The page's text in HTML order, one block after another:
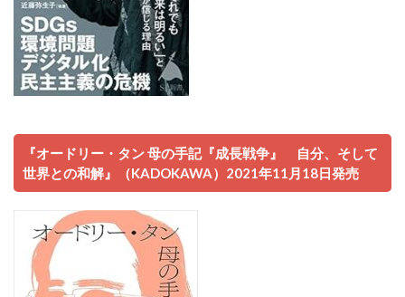
『オードリー・タン 母の手記『成長戦争』 自分、そして
世界との和解』（KADOKAWA）2021年11月18日発売